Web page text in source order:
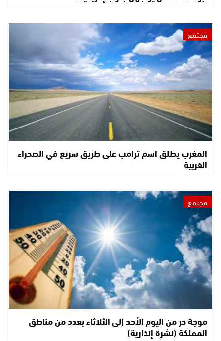
مجتمع
المغرب يطلق اسم ترامب على طريق سريع في الصحراء
الغربية
مجتمع
موجة حر من اليوم الأحد إلى الثلاثاء بعدد من مناطق
المملكة (نشرة إنذارية)